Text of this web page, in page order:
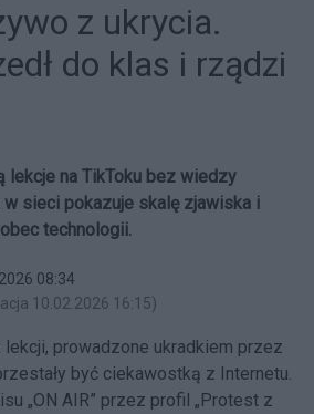
z ukrycia.
do klas i rządzi
lekcje na TikToku bez wiedzy
sieci pokazuje skalę zjawiska i
technologii.
08:34
10.02.2026 16:15)
prowadzone ukradkiem przez
być ciekawostką z Internetu.
„ON AIR” przez profil „Protest z